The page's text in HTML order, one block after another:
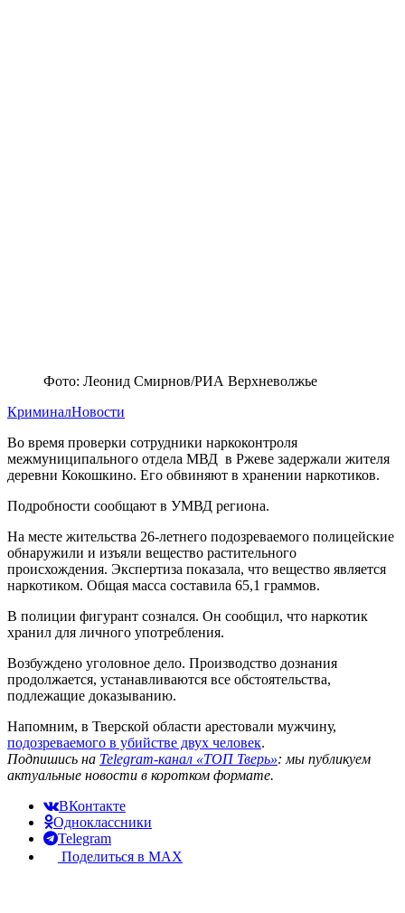
Фото: Леонид Смирнов/РИА Верхневолжье
КриминалНовости
Во время проверки сотрудники наркоконтроля
межмуниципального отдела МВД в Ржеве задержали жителя
деревни Кокошкино. Его обвиняют в хранении наркотиков.
Подробности сообщают в УМВД региона.
На месте жительства 26-летнего подозреваемого полицейские
обнаружили и изъяли вещество растительного
происхождения. Экспертиза показала, что вещество является
наркотиком. Общая масса составила 65,1 граммов.
В полиции фигурант сознался. Он сообщил, что наркотик
хранил для личного употребления.
Возбуждено уголовное дело. Производство дознания
продолжается, устанавливаются все обстоятельства,
подлежащие доказыванию.
Напомним, в Тверской области арестовали мужчину,
подозреваемого в убийстве двух человек.
Подпишись на Telegram-канал «ТОП Тверь»: мы публикуем
актуальные новости в коротком формате.
ВКонтакте
Одноклассники
Telegram
Поделиться в MAX